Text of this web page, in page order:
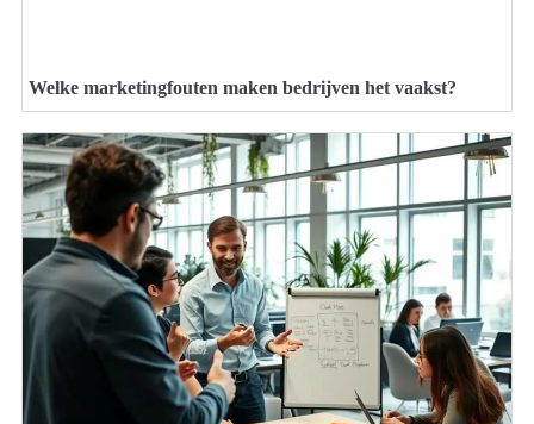
Welke marketingfouten maken bedrijven het vaakst?